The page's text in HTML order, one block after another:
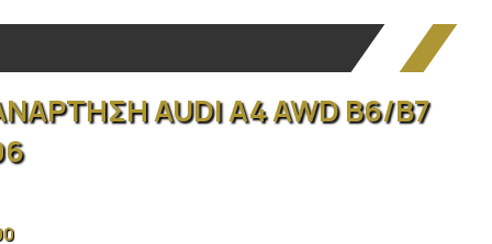
AUDI A4 AWD B6/B7